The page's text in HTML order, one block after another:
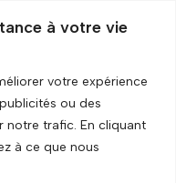
à votre vie
votre expérience
ou des
notre trafic. En cliquant
à ce que nous